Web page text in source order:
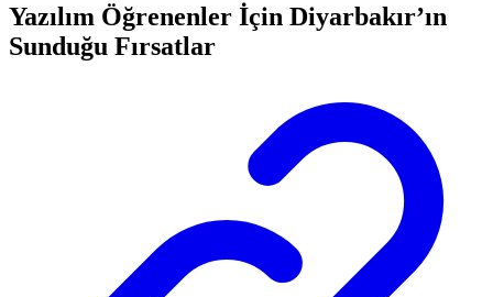
Yazılım Öğrenenler İçin Diyarbakır’ın
Sunduğu Fırsatlar